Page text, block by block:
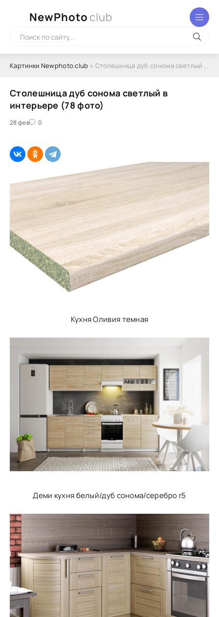
NewPhoto club
Картинки Newphoto.club » Столешница дуб сонома светлый в интерьере (78 фото)
Столешница дуб сонома светлый в
интерьере (78 фото)
28 фев 0
Кухня Оливия темная
Деми кухня белый/дуб сонома/серебро r5